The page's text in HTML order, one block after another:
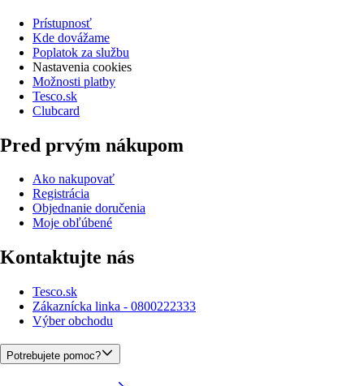
Prístupnosť
Kde dovážame
Poplatok za službu
Nastavenia cookies
Možnosti platby
Tesco.sk
Clubcard
Pred prvým nákupom
Ako nakupovať
Registrácia
Objednanie doručenia
Moje obľúbené
Kontaktujte nás
Tesco.sk
Zákaznícka linka - 0800222333
Výber obchodu
Potrebujete pomoc?